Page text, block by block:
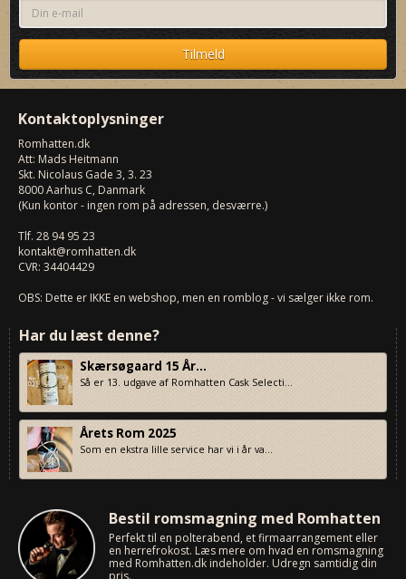
Kontaktoplysninger
Romhatten.dk
Att: Mads Heitmann
Skt. Nicolaus Gade 3, 3. 23
8000Aarhus C, Danmark
(Kun kontor - ingen rom på adressen, desværre.)
Tlf. 28 94 95 23
kontakt@romhatten.dk
CVR: 34404429
OBS: Dette er IKKE en webshop, men en romblog - vi sælger ikke rom.
Har du læst denne?
Skærsøgaard 15 År...
Så er 13. udgave af Romhatten Cask Selecti...
Årets Rom 2025
Som en ekstra lille service har vi i år va...
Bestil romsmagning med Romhatten
Perfekt til en polterabend, et firmaarrangement eller
en herrefrokost. Læs mere om hvad en romsmagning
med Romhatten.dk indeholder. Udregn samtidig din